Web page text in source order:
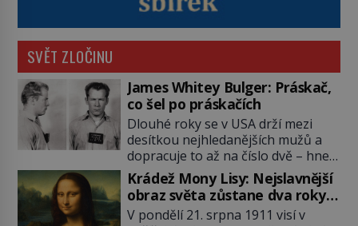
SVĚT ZLOČINU
James Whitey Bulger: Práskač,
co šel po práskačích
Dlouhé roky se v USA drží mezi
desítkou nejhledanějších mužů a
dopracuje to až na číslo dvě – hned
po Usámovi bin Ládinovi (1957–
2011). To je James „Whitey“ Bulger
(1929–2018) viněný ze spoluúčasti
na 19 vraždách, vydírání a lichvy. A
Krádež Mony Lisy: Nejslavnější
obraz světa zůstane dva roky
nezvěstný
V pondělí 21. srpna 1911 visí v